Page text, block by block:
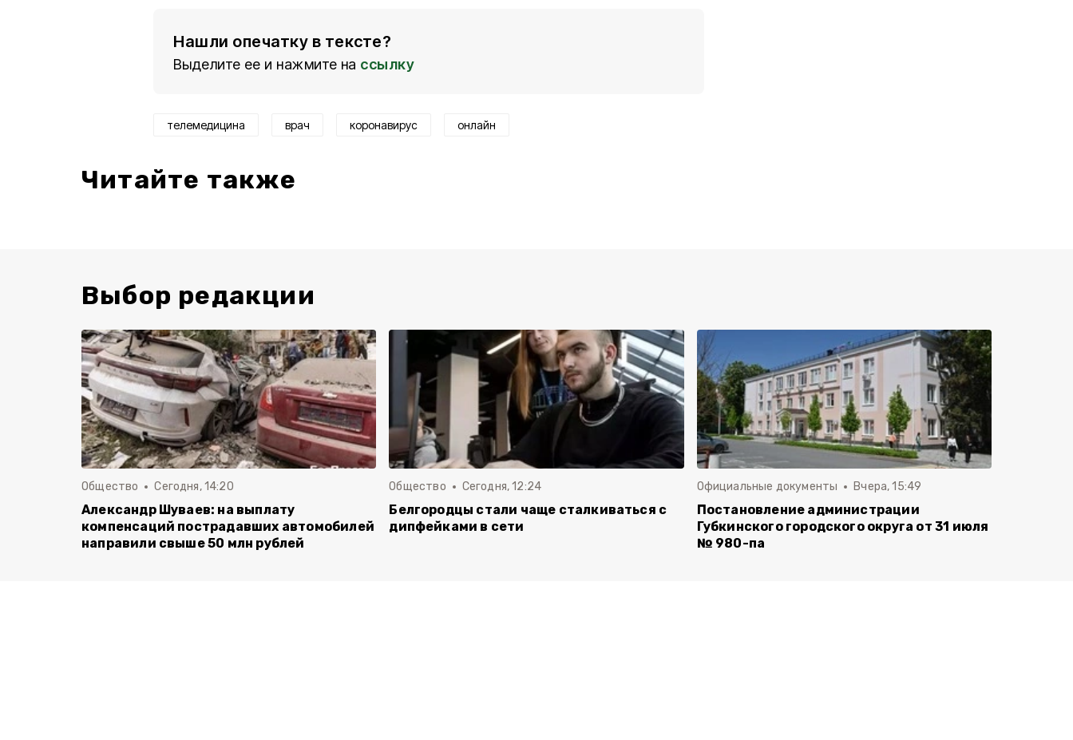
Нашли опечатку в тексте?
Выделите ее и нажмите на ссылку
телемедицина врач коронавирус онлайн
Читайте также
Выбор редакции
Общество Сегодня, 14:20
Александр Шуваев: на выплату
компенсаций пострадавших автомобилей
направили свыше 50 млн рублей
Общество Сегодня, 12:24
Белгородцы стали чаще сталкиваться с
дипфейками в сети
Официальные документы Вчера, 15:49
Постановление администрации
Губкинского городского округа от 31 июля
№ 980-па